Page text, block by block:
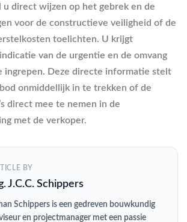
u direct wijzen op het gebrek en de
voor de constructieve veiligheid of de
toelichten. U krijgt
van de urgentie en de omvang
ingrepen. Deze directe informatie stelt
onmiddellijk in te trekken of de
direct mee te nemen in de
met de verkoper.
BY
J.C.C. Schippers
Schippers is een gedreven bouwkundig
en projectmanager met een passie